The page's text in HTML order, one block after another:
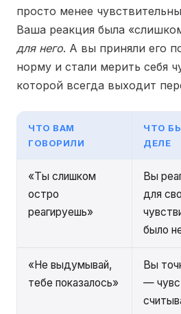
просто менее
Ваша реакция была
для него. А вы приняли его
норму и стали мерить себя
которой всегда выходит
ЧТО ВАМ
ГОВОРИЛИ
ЧТО
ДЕЛЕ
«Ты слишком
остро
реагируешь»
Вы
для
было
«Не выдумывай,
тебе показалось»
Вы
—